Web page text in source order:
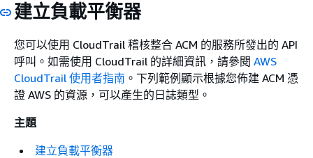
建立負載平衡器
您可以使用 CloudTrail 稽核整合 ACM 的服務所發出的 API
呼叫。如需使用 CloudTrail 的詳細資訊，請參閱 AWS
CloudTrail 使用者指南 。下列範例顯示根據您佈建 ACM 憑
證 AWS 的資源，可以產生的日誌類型。
主題
建立負載平衡器